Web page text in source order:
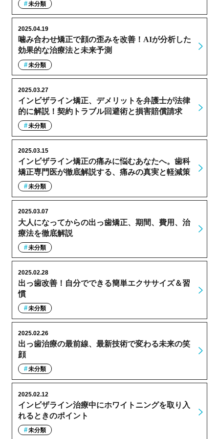
未分類
噛み合わせ矯正で顔の歪みを改善！AIが分析した
効果的な治療法と未来予測
2025.04.19
未分類
インビザライン矯正、デメリットを弁護士が法律
的に解説！契約トラブル回避術と損害賠償請求
2025.03.27
未分類
インビザライン矯正の痛みに悩むあなたへ。歯科
矯正専門医が徹底解説する、痛みの真実と軽減策
2025.03.15
未分類
大人になってからの出っ歯矯正、期間、費用、治
療法を徹底解説
2025.03.07
未分類
出っ歯改善！自分でできる簡単エクササイズ＆習
慣
2025.02.28
未分類
出っ歯治療の最前線、最新技術で変わる未来の笑
顔
2025.02.26
未分類
インビザライン治療中にホワイトニングを取り入
れるときのポイント
2025.02.12
未分類